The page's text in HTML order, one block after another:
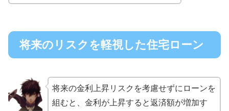
将来のリスクを軽視した住宅ローン
将来の金利上昇リスクを考慮せずにローンを
組むと、金利が上昇すると返済額が増加す